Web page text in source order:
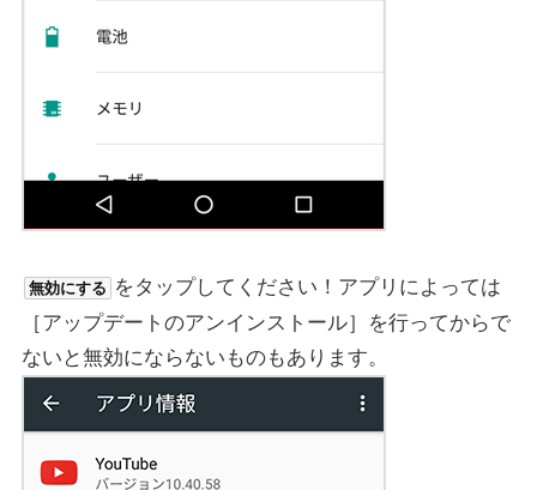
無効にする をタップしてください！アプリによっては
［アップデートのアンインストール］を行ってからで
ないと無効にならないものもあります。